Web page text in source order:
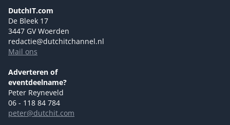
Events- en sponsormogelijkheden 2026
Ons team
Colofon
Tip de redactie
Versturen
DutchIT.com
De Bleek 17
3447 GV Woerden
redactie@dutchitchannel.nl
Mail ons
Adverteren of
eventdeelname?
Peter Reyneveld
06 - 118 84 784
peter@dutchit.com